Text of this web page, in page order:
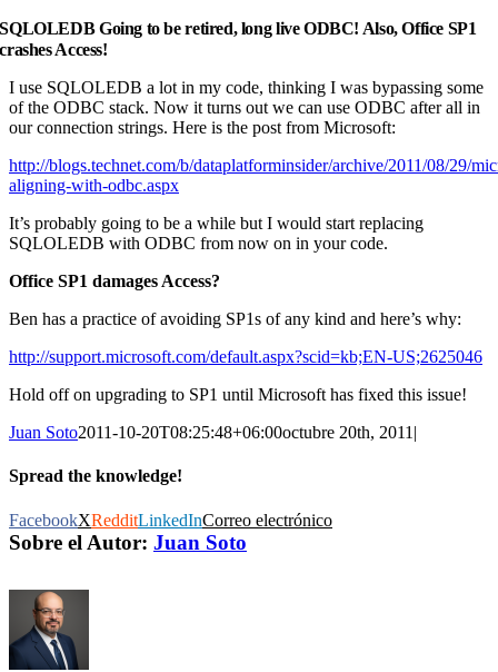
SQLOLEDB Going to be retired, long live ODBC! Also, Office SP1
crashes Access!
I use SQLOLEDB a lot in my code, thinking I was bypassing some
of the ODBC stack. Now it turns out we can use ODBC after all in
our connection strings. Here is the post from Microsoft:
http://blogs.technet.com/b/dataplatforminsider/archive/2011/08/29/
aligning-with-odbc.aspx
It’s probably going to be a while but I would start replacing
SQLOLEDB with ODBC from now on in your code.
Office SP1 damages Access?
Ben has a practice of avoiding SP1s of any kind and here’s why:
http://support.microsoft.com/default.aspx?scid=kb;EN-US;2625046
Hold off on upgrading to SP1 until Microsoft has fixed this issue!
Juan Soto2011-10-20T08:25:48+06:00octubre 20th, 2011 |
Spread the knowledge!
FacebookXRedditLinkedInCorreo electrónico
Sobre el Autor: Juan Soto